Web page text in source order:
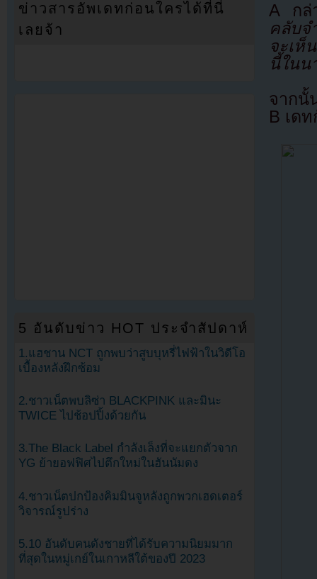
A ก
คลับจ
จะเห็
นี้ในน
จากนั้
B เด
ข่าวสารอัพเดทก่อนใครได้ที่นี่
เลยจ้า
5 อันดับข่าว HOT ประจำสัปดาห์
1.แฮชาน NCT ถูกพบว่าสูบบุหรี่ไฟฟ้าในวิดีโอ
เบื้องหลังฝึกซ้อม
2.ชาวเน็ตพบลิซ่า BLACKPINK และมินะ
TWICE ไปช้อปปิ้งด้วยกัน
3.The Black Label กำลังเล็งที่จะแยกตัวจาก
YG ย้ายอฟฟิศไปตึกใหม่ในฮันนัมดง
4.ชาวเน็ตปกป้องคิมมินจูหลังถูกพวกเฮดเตอร์
วิจารณ์รูปร่าง
5.10 อันดับคนดังชายที่ได้รับความนิยมมาก
ที่สุดในหมู่เกย์ในเกาหลีใต้ของปี 2023